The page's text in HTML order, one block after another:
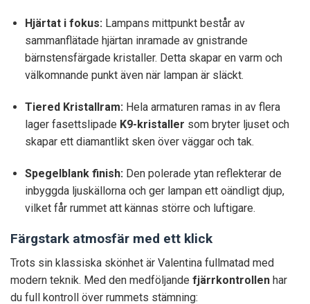
Hjärtat i fokus:Lampans mittpunkt består av
sammanflätade hjärtan inramade av gnistrande
bärnstensfärgade kristaller. Detta skapar en varm och
välkomnande punkt även när lampan är släckt.
Tiered Kristallram:Hela armaturen ramas in av flera
lager fasettslipade K9-kristaller som bryter ljuset och
skapar ett diamantlikt sken över väggar och tak.
Spegelblank finish: Den polerade ytan reflekterar de
inbyggda ljuskällorna och ger lampan ett oändligt djup,
vilket får rummet att kännas större och luftigare.
Färgstark atmosfär med ett klick
Trots sin klassiska skönhet är Valentina fullmatad med
modern teknik. Med den medföljande fjärrkontrollen har
du full kontroll över rummets stämning: